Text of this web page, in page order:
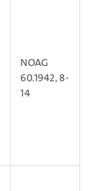
NOAG
60.1942, 8-
14